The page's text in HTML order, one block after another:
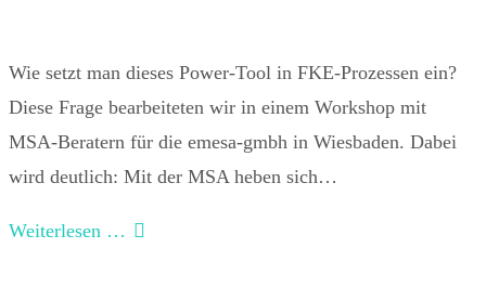
Wie setzt man dieses Power-Tool in FKE-Prozessen ein?
Diese Frage bearbeiteten wir in einem Workshop mit
MSA-Beratern für die emesa-gmbh in Wiesbaden. Dabei
wird deutlich: Mit der MSA heben sich…
Weiterlesen …